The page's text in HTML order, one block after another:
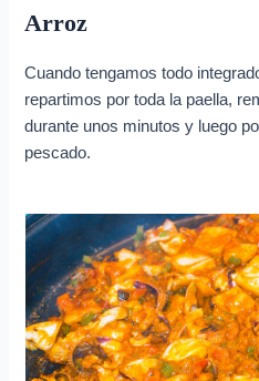
Arroz
Cuando tengamos todo
repartimos por toda la paella,
durante unos minutos y luego
pescado.